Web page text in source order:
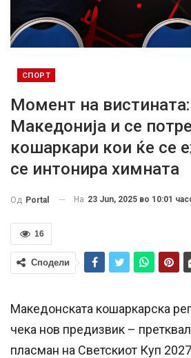
СПОРТ
Момент на
Македонија и се
кошаркари кои ќе се
се интонира химната
Од Portal На 23 Jun, 2025 во 10:01
16
Сподели
Македонската кошаркарска
чека нов предизвик –
пласман на Светскиот Куп